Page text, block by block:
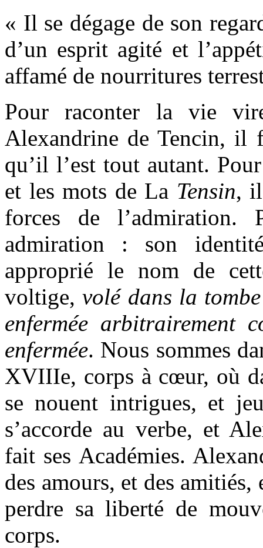
« Il se dégage de son
d’un esprit agité et
affamé de nourritures
Pour raconter la vie
Alexandrine de Tencin, il
qu’il l’est tout autant.
et les mots de La Tensin,
forces de l’admiration.
admiration : son
approprié le nom de
voltige,volé dans la
enfermée arbitrairement
enfermée. Nous sommes
XVIIIe, corps à cœur, où
se nouent intrigues, et
s’accorde au verbe, et
fait ses Académies.
des amours, et des
perdre sa liberté de
corps.